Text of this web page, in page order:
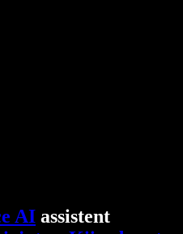
AI assistent